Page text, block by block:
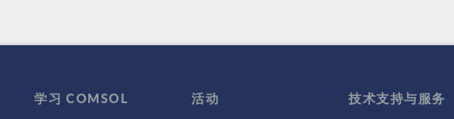
学习 COMSOL 活动 技术支持与服务